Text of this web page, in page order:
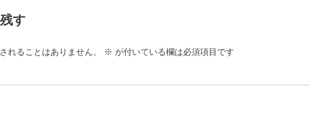
す
れることはありません。 ※ が付いている欄は必須項目です